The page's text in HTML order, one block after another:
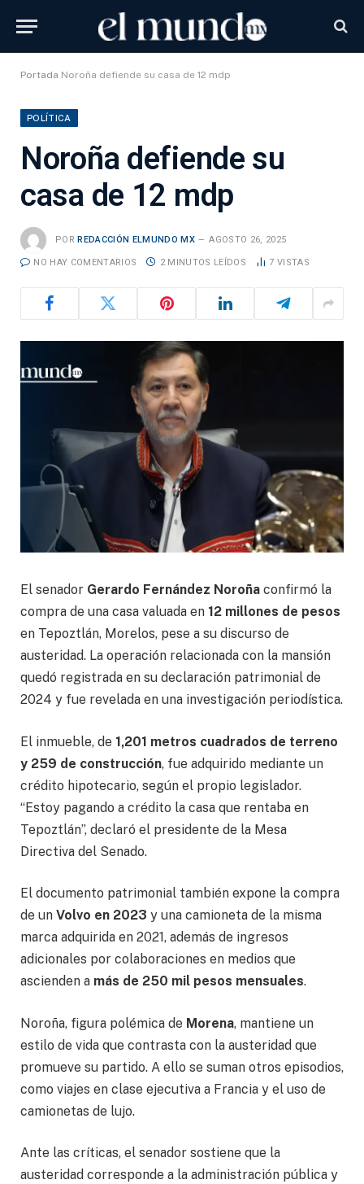
Portada Noroña defiende su casa de 12 mdp
POLÍTICA
Noroña defiende su
casa de 12 mdp
POR REDACCIÓN ELMUNDO MX AGOSTO 26, 2025
NO HAY COMENTARIOS 2 MINUTOS LEÍDOS 7 VISTAS
El senador Gerardo Fernández Noroña confirmó la
compra de una casa valuada en 12 millones de pesos
en Tepoztlán, Morelos, pese a su discurso de
austeridad. La operación relacionada con la mansión
quedó registrada en su declaración patrimonial de
2024 y fue revelada en una investigación periodística.
El inmueble, de 1,201 metros cuadrados de terreno
y 259 de construcción, fue adquirido mediante un
crédito hipotecario, según el propio legislador.
“Estoy pagando a crédito la casa que rentaba en
Tepoztlán”, declaró el presidente de la Mesa
Directiva del Senado.
El documento patrimonial también expone la compra
de un Volvo en 2023 y una camioneta de la misma
marca adquirida en 2021, además de ingresos
adicionales por colaboraciones en medios que
ascienden a más de 250 mil pesos mensuales.
Noroña, figura polémica de Morena, mantiene un
estilo de vida que contrasta con la austeridad que
promueve su partido. A ello se suman otros episodios,
como viajes en clase ejecutiva a Francia y el uso de
camionetas de lujo.
Ante las críticas, el senador sostiene que la
austeridad corresponde a la administración pública y